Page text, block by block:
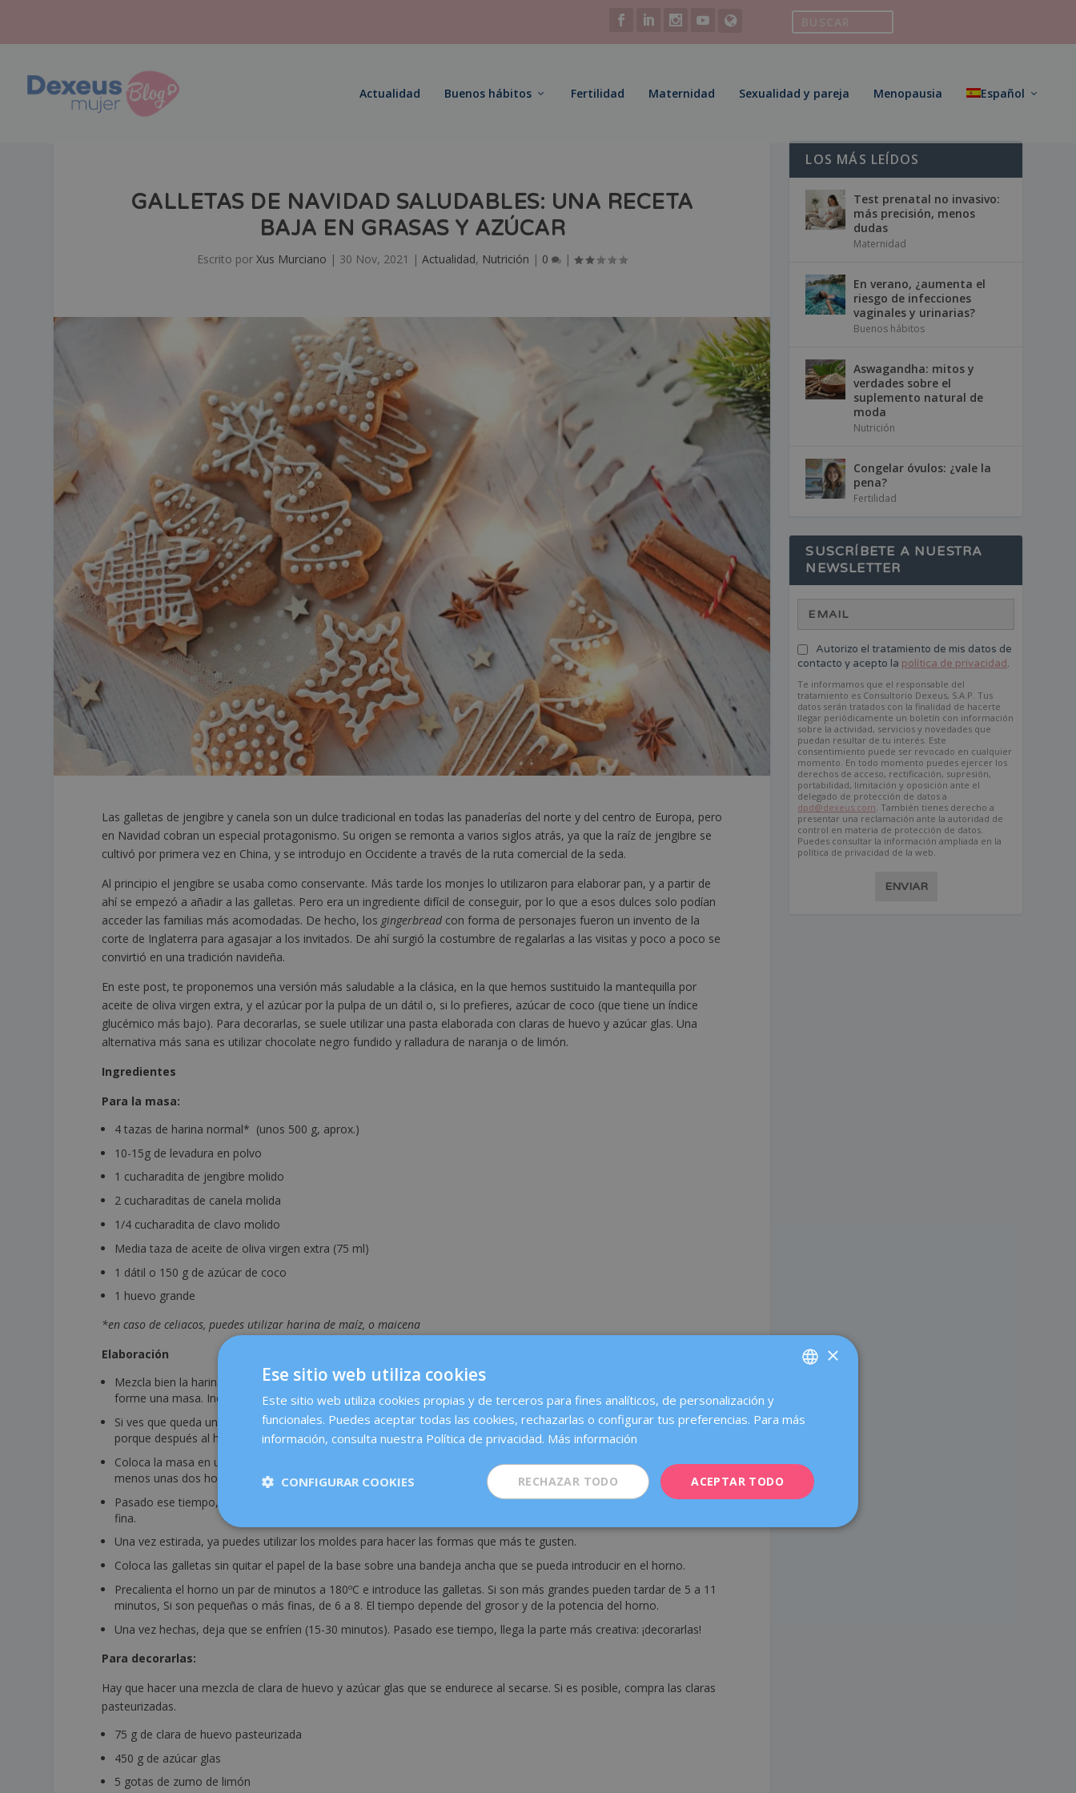
Actualidad Buenos hábitos Fertilidad Maternidad Sexualidad y pareja Menopausia Español
GALLETAS DE NAVIDAD SALUDABLES: UNA RECETA
BAJA EN GRASAS Y AZÚCAR
Escrito porXus Murciano | 30 Nov, 2021 |Actualidad, Nutrición | 0 |
Las galletas de jengibre y canela son un dulce tradicional en todas las panaderías del norte y del centro de Europa, pero
en Navidad cobran un especial protagonismo. Su origen se remonta a varios siglos atrás, ya que la raíz de jengibre se
cultivó por primera vez en China, y se introdujo en Occidente a través de la ruta comercial de la seda.
Al principio el jengibre se usaba como conservante. Más tarde los monjes lo utilizaron para elaborar pan, y a partir de
ahí se empezó a añadir a las galletas. Pero era un ingrediente difícil de conseguir, por lo que a esos dulces solo podían
acceder las familias más acomodadas. De hecho, los gingerbread con forma de personajes fueron un invento de la
corte de Inglaterra para agasajar a los invitados. De ahí surgió la costumbre de regalarlas a las visitas y poco a poco se
convirtió en una tradición navideña.
En este post, te proponemos una versión más saludable a la clásica, en la que hemos sustituido la mantequilla por
aceite de oliva virgen extra, y el azúcar por la pulpa de un dátil o, si lo prefieres, azúcar de coco (que tiene un índice
glucémico más bajo). Para decorarlas, se suele utilizar una pasta elaborada con claras de huevo y azúcar glas. Una
alternativa más sana es utilizar chocolate negro fundido y ralladura de naranja o de limón.
Ingredientes
Para la masa:
4 tazas de harina normal* (unos 500 g, aprox.)
10-15g de levadura en polvo
1 cucharadita de jengibre molido
2 cucharaditas de canela molida
1/4 cucharadita de clavo molido
Media taza de aceite de oliva virgen extra (75 ml)
1 dátil o 150 g de azúcar de coco
1 huevo grande
*en caso de celiacos, puedes utilizar harina de maíz, o maicena
Elaboración
Mezcla bien la harina con las especias. Añade el aceite y la pulpa del dátil triturada y remueve la mezcla hasta que se
forme una masa. Incorpora el huevo batido.
Si ves que queda un poco pegajosa, añade algo más de harina hasta que quede un poco más firme (pero no mucha
porque después al hornearlas las galletas podrían quedar duras).
Coloca la masa en una bolsa de plástico con cierre hermético y guárdala en un lugar fresco (pero no en la nevera) al
menos unas dos horas, aunque puede estar un poco más.
Pasado ese tiempo, estira la masa con un rodillo sobre papel de horno. Procura que no quede ni muy gruesa ni muy
fina.
Una vez estirada, ya puedes utilizar los moldes para hacer las formas que más te gusten.
Coloca las galletas sin quitar el papel de la base sobre una bandeja ancha que se pueda introducir en el horno.
Precalienta el horno un par de minutos a 180ºC e introduce las galletas. Si son más grandes pueden tardar de 5 a 11
minutos, Si son pequeñas o más finas, de 6 a 8. El tiempo depende del grosor y de la potencia del horno.
Una vez hechas, deja que se enfríen (15-30 minutos). Pasado ese tiempo, llega la parte más creativa: ¡decorarlas!
Para decorarlas:
Hay que hacer una mezcla de clara de huevo y azúcar glas que se endurece al secarse. Si es posible, compra las claras
pasteurizadas.
75 g de clara de huevo pasteurizada
450 g de azúcar glas
5 gotas de zumo de limón
LOS MÁS LEÍDOS
Test prenatal no invasivo:
más precisión, menos
dudas
Maternidad
En verano, ¿aumenta el
riesgo de infecciones
vaginales y urinarias?
Buenos hábitos
Aswagandha: mitos y
verdades sobre el
suplemento natural de
moda
Nutrición
Congelar óvulos: ¿vale la
pena?
Fertilidad
SUSCRÍBETE A NUESTRA
NEWSLETTER
Autorizo el tratamiento de mis datos de
contacto y acepto la política de privacidad.
Te informamos que el responsable del
tratamiento es Consultorio Dexeus, S.A.P. Tus
datos serán tratados con la finalidad de hacerte
llegar periódicamente un boletín con información
sobre la actividad, servicios y novedades que
puedan resultar de tu interés. Este
consentimiento puede ser revocado en cualquier
momento. En todo momento puedes ejercer los
derechos de acceso, rectificación, supresión,
portabilidad, limitación y oposición ante el
delegado de protección de datos a
dpd@dexeus.com . También tienes derecho a
presentar una reclamación ante la autoridad de
control en materia de protección de datos.
Puedes consultar la información ampliada en la
política de privacidad de la web.
ENVIAR
CATALÀ
FRENCH
×
Ese sitio web utiliza cookies
Este sitio web utiliza cookies propias y de terceros para fines analíticos, de personalización y
funcionales. Puedes aceptar todas las cookies, rechazarlas o configurar tus preferencias. Para más
información, consulta nuestra Política de privacidad. Más información
ACEPTAR TODO
RECHAZAR TODO
CONFIGURAR COOKIES